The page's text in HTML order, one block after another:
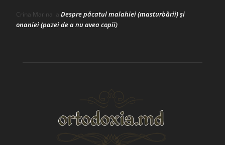
Crina Marina la Despre păcatul malahiei (masturbării) şi
onaniei (pazei de a nu avea copii)